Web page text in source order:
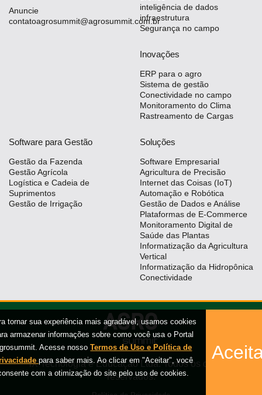
tornar sua experiência mais agradável, usamos cookies
armazenar informações sobre como você usa o Portal
Acesse nossoTermos de Uso e Política de
para saber mais. Ao clicar em "Aceitar", você
com a otimização do site pelo uso de cookies.
Anuncie
contatoagrosummit@agrosummit.com.br
inteligência de dados
infraestrutura
Segurança no campo
Inovações
ERP para o agro
Sistema de gestão
Conectividade no campo
Monitoramento do Clima
Rastreamento de Cargas
Software para Gestão
Gestão da Fazenda
Gestão Agrícola
Logística e Cadeia de
Suprimentos
Gestão de Irrigação
Soluções
Software Empresarial
Agricultura de Precisão
Internet das Coisas (IoT)
Automação e Robótica
Gestão de Dados e Análise
Plataformas de E-Commerce
Monitoramento Digital de
Saúde das Plantas
Informatização da Agricultura
Vertical
Informatização da Hidropônica
Conectividade
iX Tecnologia e Educação Ltda. Todos os direitos
reservados.